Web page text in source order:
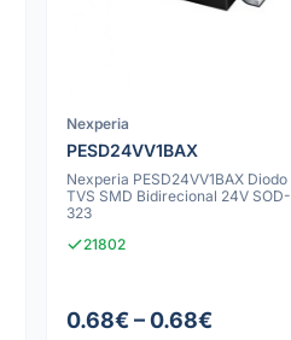
Nexperia
PESD24VV1BAX
Nexperia PESD24VV1BAX Diodo
TVS SMD Bidirecional 24V SOD-
323
21802
0.68€ – 0.68€